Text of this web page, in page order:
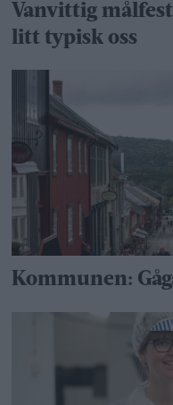
Vanvittig
litt typisk oss
Kommunen: